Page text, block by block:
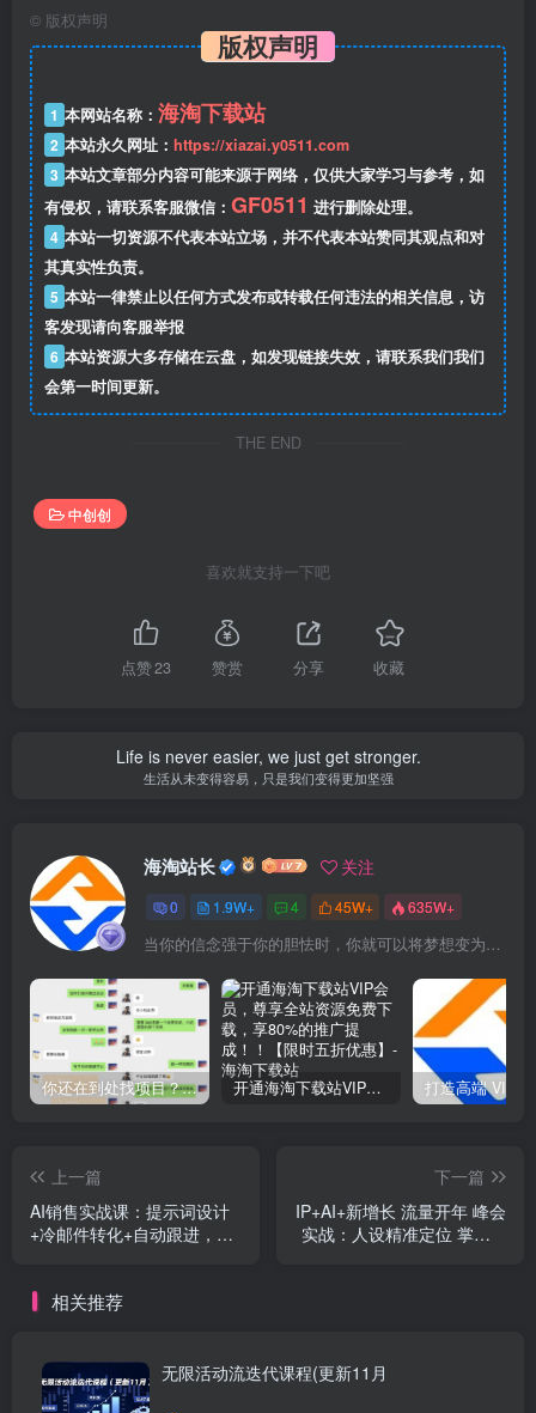
© 版权声明
版权声明
1 本网站名称： 海淘下载站
2 本站永久网址： https://xiazai.y0511.com
3 本站文章部分内容可能来源于网络，仅供大家学习与参考，如
有侵权，请联系客服微信： GF0511 进行删除处理。
4 本站一切资源不代表本站立场，并不代表本站赞同其观点和对
其真实性负责。
5 本站一律禁止以任何方式发布或转载任何违法的相关信息，访
客发现请向客服举报
6 本站资源大多存储在云盘，如发现链接失效，请联系我们我们
会第一时间更新。
THE END
中创创
喜欢就支持一下吧
点赞23 赞赏 分享 收藏
Life is never easier, we just get stronger.
生活从未变得容易，只是我们变得更加坚强
海淘站长 关注
0 1.9W+ 4 45W+ 635W+
当你的信念强于你的胆怯时，你就可以将梦想变为现实了
你还在到处找项目？还在当韭菜？我靠网创资源站一个月收入5万+，曾经我也是个失败者。 开通海淘下载站VIP会员，尊享全站资源免费下载，享80%的推广提成！！【限时五折优惠】
上一篇
AI销售实战课：提示词设计
+冷邮件转化+自动跟进，
下一篇
IP+AI+新增长 流量开年 峰会
实战：人设精准定位 掌握AI
相关推荐
无限活动流迭代课程(更新11月